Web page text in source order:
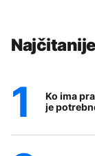
Ko ima
je